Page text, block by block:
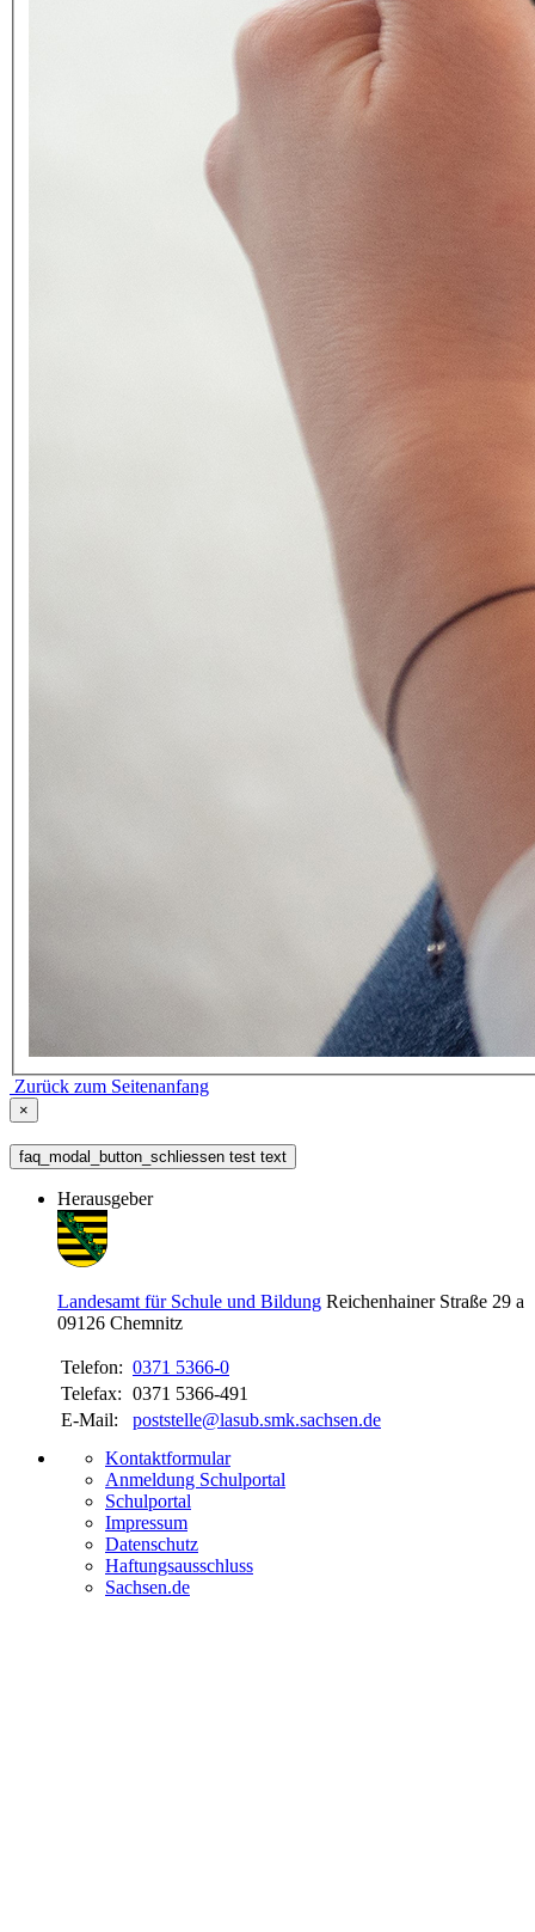
Zurück zum Seitenanfang
×
faq_modal_button_schliessen test text
Herausgeber
Landesamt für Schule und Bildung Reichenhainer Straße 29 a
09126 Chemnitz
Telefon: 0371 5366-0
Telefax: 0371 5366-491
E-Mail:
poststelle@lasub.smk.sachsen.de
Kontaktformular
Anmeldung Schulportal
Schulportal
Impressum
Datenschutz
Haftungsausschluss
Sachsen.de